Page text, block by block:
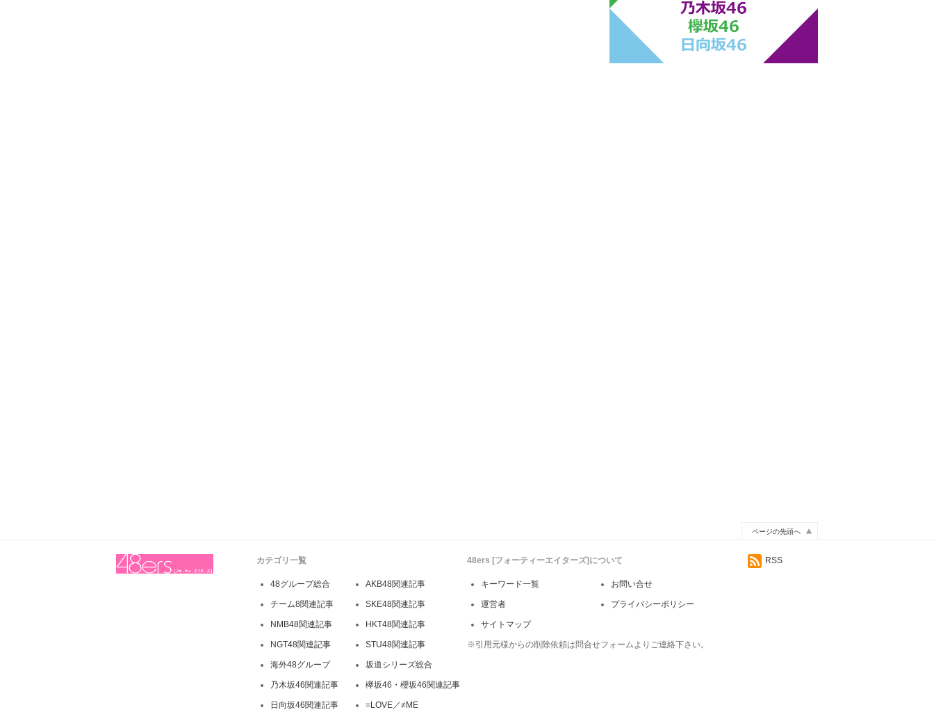
ページの先頭へ
カテゴリ一覧
48グループ総合 AKB48関連記事
チーム8関連記事 SKE48関連記事
NMB48関連記事 HKT48関連記事
NGT48関連記事 STU48関連記事
海外48グループ 坂道シリーズ総合
乃木坂46関連記事 欅坂46・櫻坂46関連記事
日向坂46関連記事 =LOVE／≠ME
48ers [フォーティーエイターズ]について
キーワード一覧 お問い合せ
運営者 プライバシーポリシー
サイトマップ
※引用元様からの削除依頼は問合せフォームよりご連絡下さい。
RSS